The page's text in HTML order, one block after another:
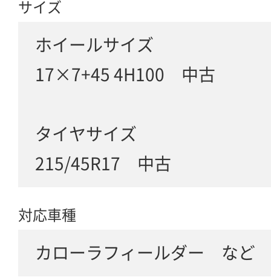
サイズ
ホイールサイズ
17×7+45 4H100 中古
タイヤサイズ
215/45R17 中古
対応車種
カローラフィールダー など